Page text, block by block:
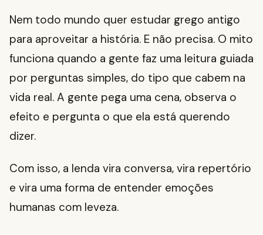
Nem todo mundo quer estudar grego antigo
para aproveitar a história. E não precisa. O mito
funciona quando a gente faz uma leitura guiada
por perguntas simples, do tipo que cabem na
vida real. A gente pega uma cena, observa o
efeito e pergunta o que ela está querendo
dizer.
Com isso, a lenda vira conversa, vira repertório
e vira uma forma de entender emoções
humanas com leveza.